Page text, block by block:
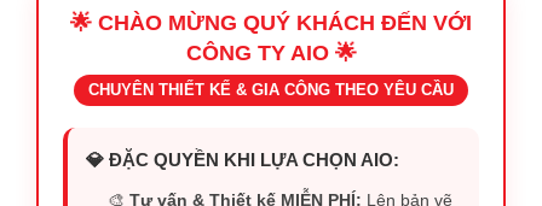
🌟 CHÀO MỪNG QUÝ KHÁCH ĐẾN VỚI
CÔNG TY AIO 🌟
CHUYÊN THIẾT KẾ & GIA CÔNG THEO YÊU CẦU
💎 ĐẶC QUYỀN KHI LỰA CHỌN AIO:
🎨Tư vấn & Thiết kế MIỄN PHÍ: Lên bản vẽ